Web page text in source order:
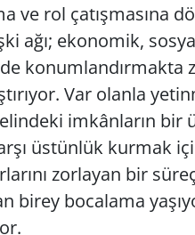
ve rol çatışmasına
ağı; ekonomik,
konumlandırmakta
Var olanla
imkânların bir
üstünlük kurmak
zorlayan bir
birey bocalama